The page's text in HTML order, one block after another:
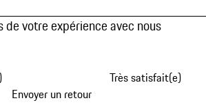
de votre expérience avec nous
Très satisfait(e)
Envoyer un retour